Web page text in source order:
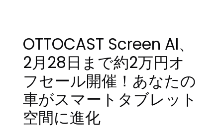
OTTOCAST Screen AI、
2月28日まで約2万円オ
フセール開催！あなたの
車がスマートタブレット
空間に進化